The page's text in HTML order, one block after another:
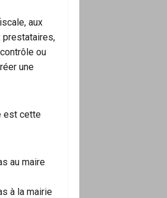
aux
prestataires,
ou
une
est cette
au maire
à la mairie